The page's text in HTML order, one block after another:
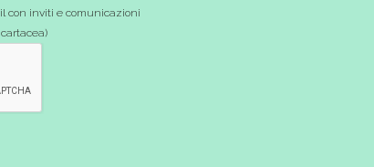
con inviti e comunicazioni